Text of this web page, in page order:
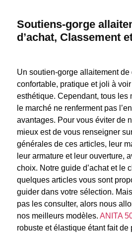
Soutiens-gorge
d’achat, Classement
Un soutien-gorge allaitement
confortable, pratique et joli à
esthétique. Cependant, tous les
le marché ne renferment pas
avantages. Pour vous éviter de
mieux est de vous renseigner
générales de ces articles, leur
leur armature et leur ouverture,
choix. Notre guide d’achat et le
quelques articles vous sont
guider dans votre sélection.
pas les consulter, alors nous
nos meilleurs modèles. ANITA
robuste et élastique étant fait de